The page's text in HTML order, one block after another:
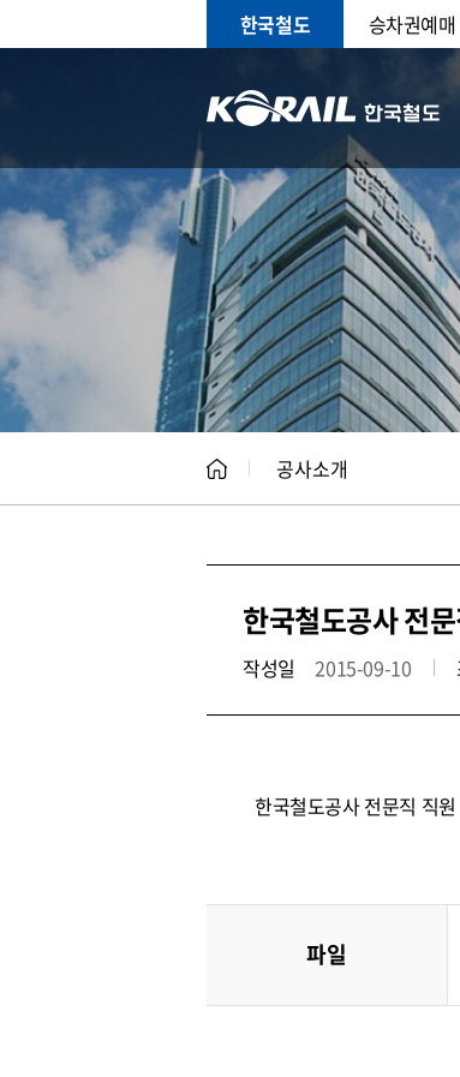
한국철도 승차권예매
CEO
공사소개
한국철도공사 전
작성일 2015-09-10
한국철도공사 전문직 직
파일